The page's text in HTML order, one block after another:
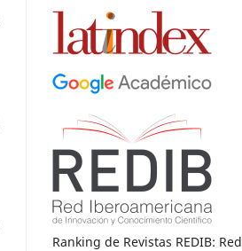
Ranking de Revistas REDIB: Red